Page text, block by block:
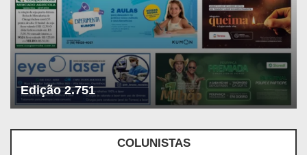
Edição 2.751
COLUNISTAS